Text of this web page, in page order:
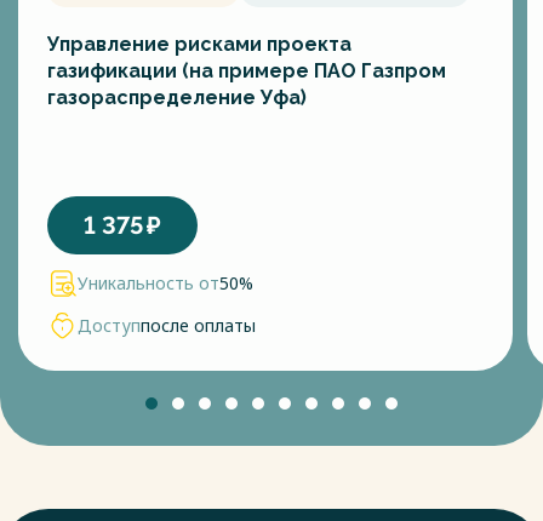
Управление рисками проекта
газификации (на примере ПАО Газпром
газораспределение Уфа)
1 375₽
Уникальность от50%
Доступпосле оплаты